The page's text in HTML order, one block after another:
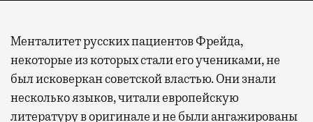
Менталитет русских пациентов Фрейда,
некоторые из которых стали его учениками, не
был исковеркан советской властью. Они знали
несколько языков, читали европейскую
литературу в оригинале и не были ангажированы